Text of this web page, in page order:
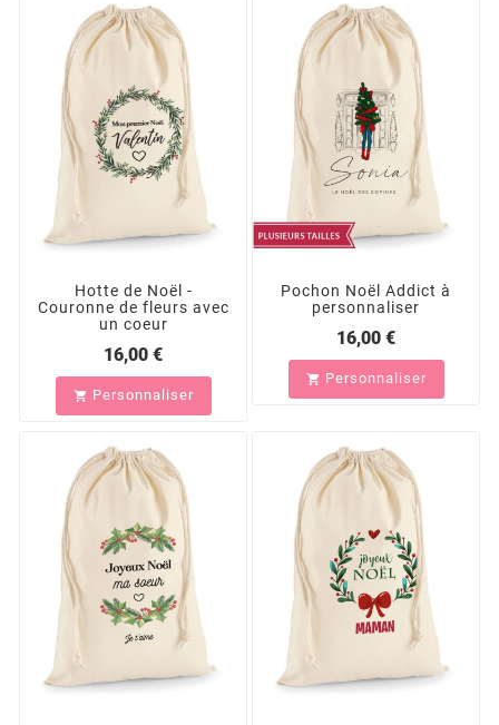
Hotte de Noël -
Couronne de fleurs avec
un coeur
16,00 €
 Personnaliser
Pochon Noël Addict à
personnaliser
16,00 €
 Personnaliser